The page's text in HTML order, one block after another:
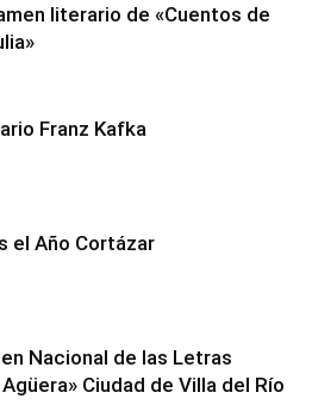
literario de «Cuentos de
Franz Kafka
el Año Cortázar
Nacional de las Letras
Ciudad de Villa del Río